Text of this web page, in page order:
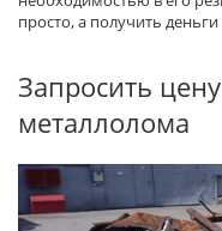
просто, а получить
Запросить
металлолома